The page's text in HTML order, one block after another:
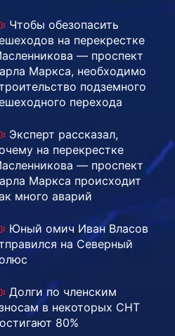
Чтобы обезопасить
на перекрестке
— проспект
Маркса, необходимо
подземного
перехода
Эксперт рассказал,
на перекрестке
— проспект
Маркса происходит
много аварий
Юный омич Иван Власов
на Северный
Долги по членским
в некоторых СНТ
80%